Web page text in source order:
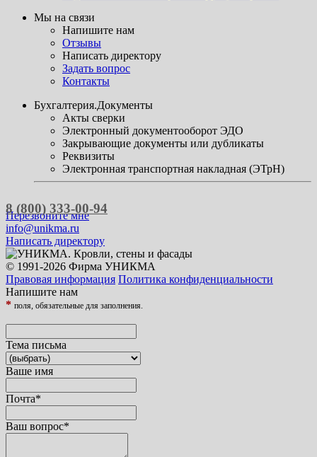
Мы на связи
Напишите нам
Отзывы
Написать директору
Задать вопрос
Контакты
Бухгалтерия.Документы
Акты сверки
Электронный документооборот ЭДО
Закрывающие документы или дубликаты
Реквизиты
Электронная транспортная накладная (ЭТрН)
8 (800) 333-00-94
Перезвоните мне
info@unikma.ru
Написать директору
© 1991-2026 Фирма УНИКМА
Правовая информация Политика конфиденциальности
Напишите нам
* поля, обязательные для заполнения.
Тема письма
Ваше имя
Почта*
Ваш вопрос*